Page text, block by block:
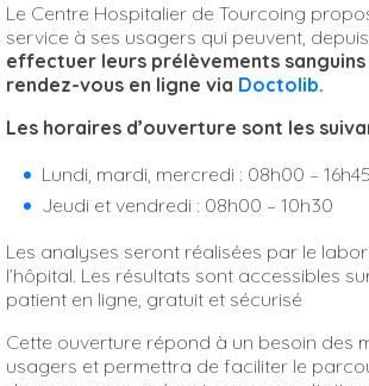
Le Centre Hospitalier de Tourcoing
service à ses usagers qui peuvent,
effectuer leurs prélèvements
rendez-vous en ligne via Doctolib.
Les horaires d’ouverture sont les
Lundi, mardi, mercredi : 08h00 – 16h45
Jeudi et vendredi : 08h00 – 10h30
Les analyses seront réalisées par le
l’hôpital. Les résultats sont accessibles
patient en ligne, gratuit et sécurisé
Cette ouverture répond à un besoin des
usagers et permettra de faciliter le